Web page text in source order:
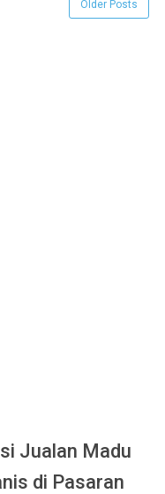
Older Posts
Jualan Madu
di Pasaran